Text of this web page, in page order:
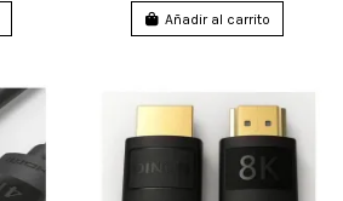
Añadir al carrito